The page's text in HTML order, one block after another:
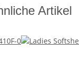
Artikel